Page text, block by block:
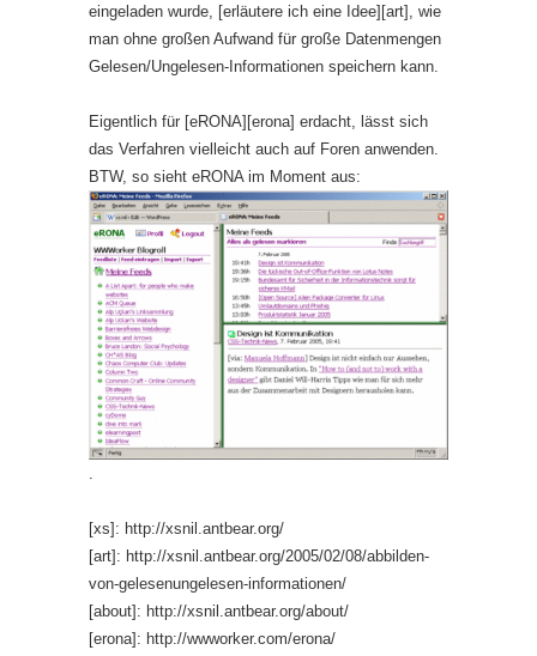
eingeladen wurde, [erläutere ich eine Idee][art], wie
man ohne großen Aufwand für große Datenmengen
Gelesen/Ungelesen-Informationen speichern kann.
Eigentlich für [eRONA][erona] erdacht, lässt sich
das Verfahren vielleicht auch auf Foren anwenden.
BTW, so sieht eRONA im Moment aus:
.
[xs]: http://xsnil.antbear.org/
[art]: http://xsnil.antbear.org/2005/02/08/abbilden-
von-gelesenungelesen-informationen/
[about]: http://xsnil.antbear.org/about/
[erona]: http://wwworker.com/erona/